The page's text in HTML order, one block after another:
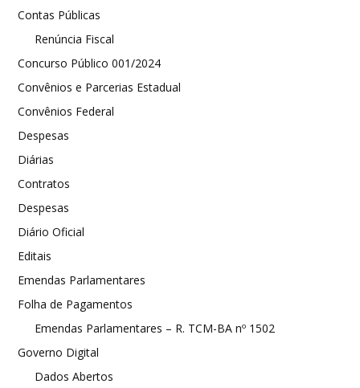
Contas Públicas
Renúncia Fiscal
Concurso Público 001/2024
Convênios e Parcerias Estadual
Convênios Federal
Despesas
Diárias
Contratos
Despesas
Diário Oficial
Editais
Emendas Parlamentares
Folha de Pagamentos
Emendas Parlamentares – R. TCM-BA nº 1502
Governo Digital
Dados Abertos